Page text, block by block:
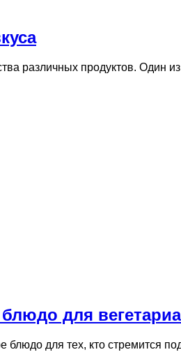
различных продуктов. Один
для
для тех, кто стремится